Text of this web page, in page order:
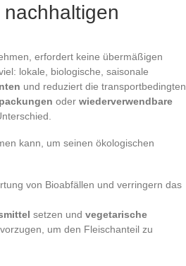
erfordert keine übermäßigen
lokale, biologische, saisonale
und reduziert die transportbedingten
oder wiederverwendbare
kann, um seinen ökologischen
von Bioabfällen und verringern das
setzen und vegetarische
um den Fleischanteil zu